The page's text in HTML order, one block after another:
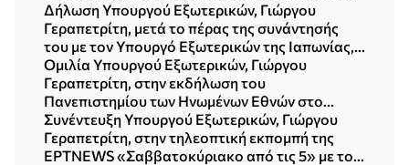
Δήλωση Υπουργού Εξωτερικών, Γιώργου
Γεραπετρίτη, μετά το πέρας της συνάντησής
του με τον Υπουργό Εξωτερικών της Ιαπωνίας,
Toshimitsu Motegi (Τόκυο, 16.07.2026)
Ομιλία Υπουργού Εξωτερικών, Γιώργου
Γεραπετρίτη, στην εκδήλωση του
Πανεπιστημίου των Ηνωμένων Εθνών στο
Τόκυο, με θέμα «Η νέα πολυπολική διεθνής
τάξη πραγμάτων» (15.07.2026)
Συνέντευξη Υπουργού Εξωτερικών, Γιώργου
Γεραπετρίτη, στην τηλεοπτική εκπομπή της
ΕΡΤNEWS «Σαββατοκύριακο από τις 5» με τον